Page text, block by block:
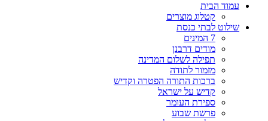
עמוד הבית
קטלוג מוצרים
שילוט לבתי כנסת
7 המינים
מודים דרבנן
תפילה לשלום המדינה
מזמור לתודה
ברכות התורה הפטרה וקדיש
קדיש על ישראל
ספירת העומר
פרשת שבוע